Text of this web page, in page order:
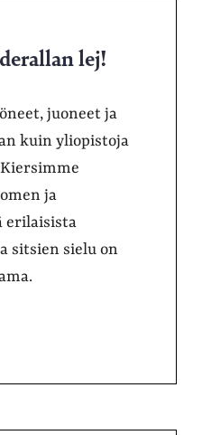
lej!
juoneet ja
kuin yliopistoja
ja
erilaisista
sitsien sielu on